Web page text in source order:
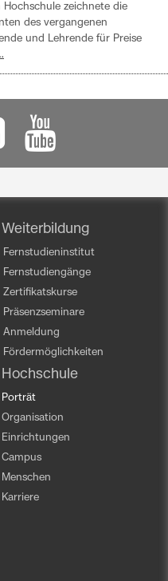
Hochschule zeichnete die
des vergangenen
und Lehrende für Preise
Weiterbildung
Fernstudieninstitut
Fernstudiengänge
Zertifikatskurse
Präsenzseminare
Anmeldung
Fördermöglichkeiten
Hochschule
Porträt
Organisation
Einrichtungen
Campus
Menschen
Karriere